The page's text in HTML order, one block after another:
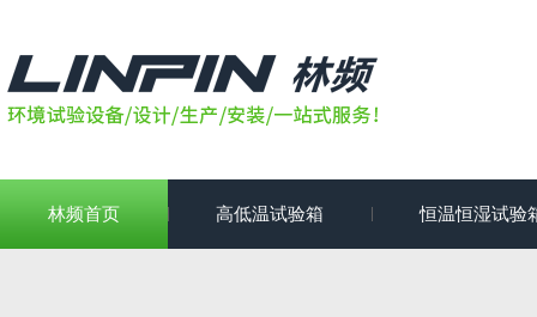
林频首页 高低温试验箱 恒温恒湿试验